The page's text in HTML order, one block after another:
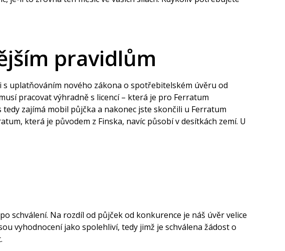
pravidlům
s uplatňováním nového zákona o spotřebitelském úvěru od
pracovat výhradně s licencí – která je pro Ferratum
zajímá mobil půjčka a nakonec jste skončili u Ferratum
která je původem z Finska, navíc působí v desítkách zemí. U
schválení. Na rozdíl od půjček od konkurence je náš úvěr velice
vyhodnocení jako spolehliví, tedy jimž je schválena žádost o